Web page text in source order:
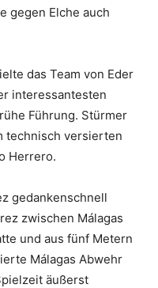
gegen Elche auch
das Team von Eder
interessantesten
Führung. Stürmer
technisch versierten
Herrero.
gedankenschnell
zwischen Málagas
und aus fünf Metern
Málagas Abwehr
äußerst